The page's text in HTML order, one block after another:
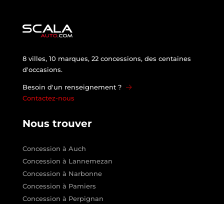
8 villes, 10 marques, 22 concessions, des centaines
d'occasions.
Besoin d'un renseignement ?
Contactez-nous
Nous trouver
Concession à Auch
Concession à Lannemezan
Concession à Narbonne
Concession à Pamiers
Concession à Perpignan